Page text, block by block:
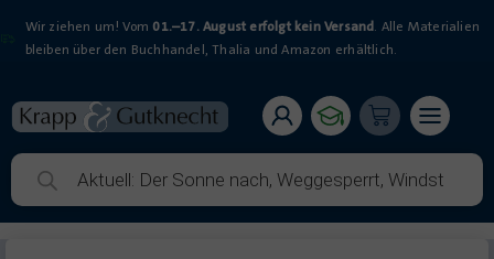
Wir ziehen um! Vom 01.–17. August erfolgt kein Versand. Alle Materialien
bleiben über den Buchhandel, Thalia und Amazon erhältlich.